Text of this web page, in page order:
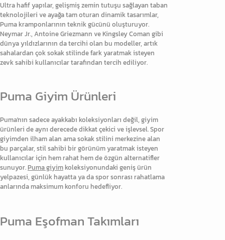
Ultra hafif yapılar, gelişmiş zemin tutuşu sağlayan taban
teknolojileri ve ayağa tam oturan dinamik tasarımlar,
Puma kramponlarının teknik gücünü oluşturuyor.
Neymar Jr., Antoine Griezmann ve Kingsley Coman gibi
dünya yıldızlarının da tercihi olan bu modeller, artık
sahalardan çok sokak stilinde fark yaratmak isteyen
zevk sahibi kullanıcılar tarafından tercih ediliyor.
Puma Giyim Ürünleri
Puma'nın sadece ayakkabı koleksiyonları değil, giyim
ürünleri de aynı derecede dikkat çekici ve işlevsel. Spor
giyimden ilham alan ama sokak stilini merkezine alan
bu parçalar, stil sahibi bir görünüm yaratmak isteyen
kullanıcılar için hem rahat hem de özgün alternatifler
sunuyor.Puma giyimkoleksiyonundaki geniş ürün
yelpazesi, günlük hayatta ya da spor sonrası rahatlama
anlarında maksimum konforu hedefliyor.
Puma Eşofman Takımları